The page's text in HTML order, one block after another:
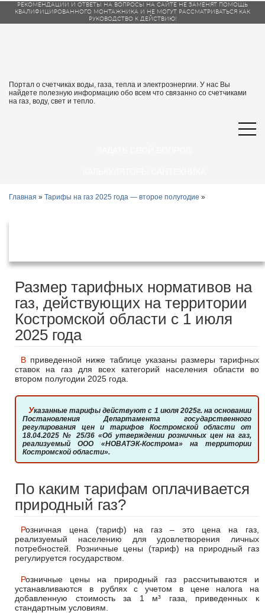
РЕКОМЕНДАЦИИ И ОТВЕТЫ НА ВОПРОСЫ НА САЙТЕ НЕ ЗАМЕНЯТ ПОМОЩЬ
КВАЛИФИЦИРОВАННОГО МОНТАЖНИКА И НЕ МОГУТ РАССМАТРИВАТЬСЯ КАК
РУКОВОДСТВО К ДЕЙСТВИЮ!
Портал о счетчиках воды, газа, тепла и электроэнергии. У нас Вы
найдете полезную информацию обо всем что связанно со счетчиками
на газ, воду, свет и тепло.
Главная » Тарифы на газ 2025 года — второе полугодие »
Размер тарифных нормативов на
газ, действующих на территории
Костромской области с 1 июля
2025 года
В приведенной ниже таблице указаны размеры тарифных
ставок на газ для всех категорий населения области во
втором полугодии 2025 года.
Указанные тарифы действуют с 1 июля 2025г. на основании
Постановления Департамента государственного
регулирования цен и тарифов Костромской области от
18.04.2025 № 25/36 «Об утверждении розничных цен на газ,
реализуемый ООО «НОВАТЭК-Кострома» на территории
Костромской области».
По каким тарифам оплачивается
природный газ?
Розничная цена (тариф) на газ – это цена на газ,
реализуемый населению для удовлетворения личных
потребностей. Розничные цены (тариф) на природный газ
регулируется государством.
Розничные цены на природный газ рассчитываются и
устанавливаются в рублях с учетом в цене налога на
добавленную стоимость за 1 м³ газа, приведенных к
стандартным условиям.